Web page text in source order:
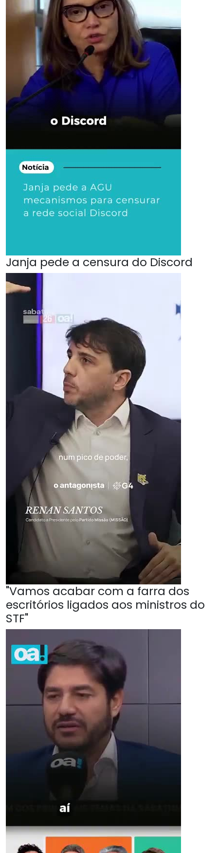
Janja pede a censura do Discord
"Vamos acabar com a farra dos
escritórios ligados aos ministros do
STF"